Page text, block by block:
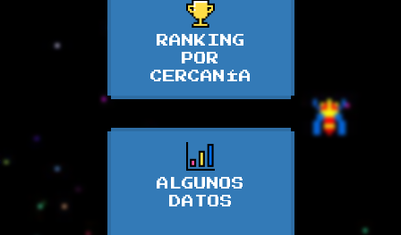
RANKING
POR
CERCANÍA
ALGUNOS
DATOS